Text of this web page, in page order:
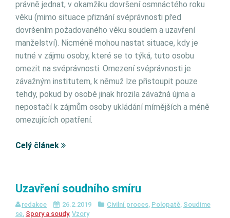
právně jednat, v okamžiku dovršení osmnáctého roku
věku (mimo situace přiznání svéprávnosti před
dovršením požadovaného věku soudem a uzavření
manželství). Nicméně mohou nastat situace, kdy je
nutné v zájmu osoby, které se to týká, tuto osobu
omezit na svéprávnosti. Omezení svéprávnosti je
závažným institutem, k němuž lze přistoupit pouze
tehdy, pokud by osobě jinak hrozila závažná újma a
nepostačí k zájmům osoby ukládání mírnějších a méně
omezujících opatření.
Celý článek
Uzavření soudního smíru
redakce 26.2.2019 Civilní proces, Polopatě, Soudime
se, Spory a soudy, Vzory